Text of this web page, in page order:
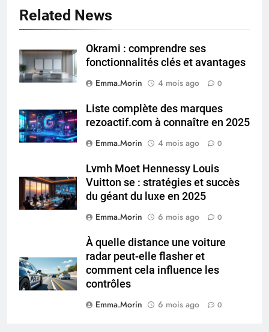
Related News
Okrami : comprendre ses
fonctionnalités clés et avantages
Emma.Morin
4 mois ago 0
Liste complète des marques
rezoactif.com à connaître en 2025
Emma.Morin
4 mois ago 0
Lvmh Moet Hennessy Louis
Vuitton se : stratégies et succès
du géant du luxe en 2025
Emma.Morin
6 mois ago 0
À quelle distance une voiture
radar peut-elle flasher et
comment cela influence les
contrôles
Emma.Morin
6 mois ago 0